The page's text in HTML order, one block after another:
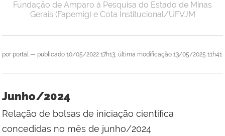
por portal— publicado 10/05/2022 17h13, última modificação 13/05/2025 11h41
Fundação de Amparo à Pesquisa do Estado de Minas
Gerais (Fapemig) e Cota Institucional/UFVJM
Junho/2024
Relação de bolsas de iniciação científica
concedidas no mês de junho/2024